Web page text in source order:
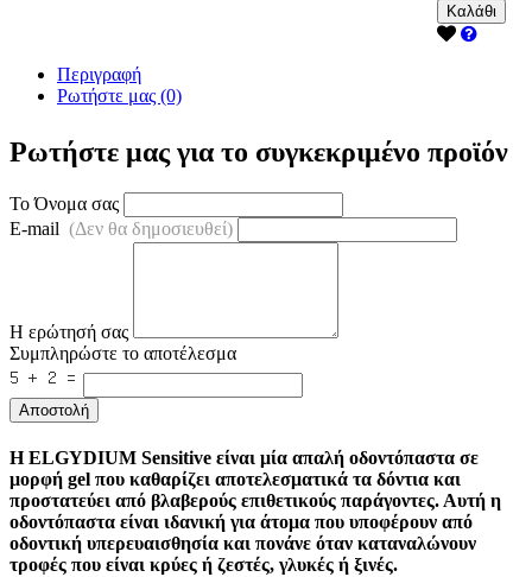
Καλάθι
Περιγραφή
Ρωτήστε μας (0)
Ρωτήστε μας για το συγκεκριμένο προϊόν
Το Όνομα σας
E-mail (Δεν θα δημοσιευθεί)
Η ερώτησή σας
Συμπληρώστε το αποτέλεσμα
Αποστολή
Η ELGYDIUM Sensitive είναι μία απαλή οδοντόπαστα σε
μορφή gel που καθαρίζει αποτελεσματικά τα δόντια και
προστατεύει από βλαβερούς επιθετικούς παράγοντες. Αυτή η
οδοντόπαστα είναι ιδανική για άτομα που υποφέρουν από
οδοντική υπερευαισθησία και πονάνε όταν καταναλώνουν
τροφές που είναι κρύες ή ζεστές, γλυκές ή ξινές.